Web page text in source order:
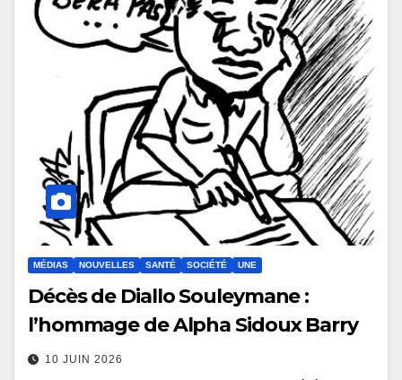
MÉDIAS NOUVELLES SANTÉ SOCIÉTÉ UNE
Décès de Diallo Souleymane :
l’hommage de Alpha Sidoux Barry
10 JUIN 2026